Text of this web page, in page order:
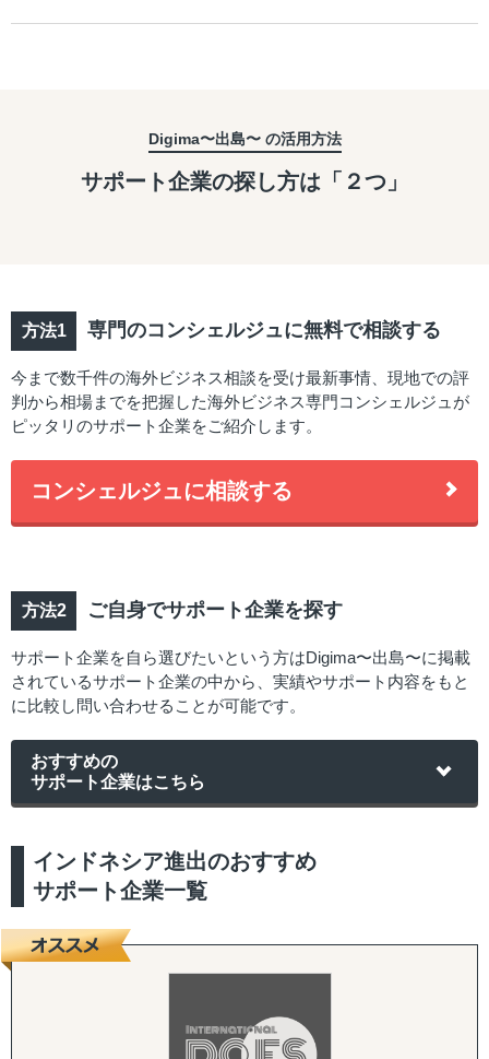
Digima〜出島〜 の活用方法
サポート企業の探し方は「２つ」
専門のコンシェルジュに無料で相談する
今まで数千件の海外ビジネス相談を受け最新事情、現地での評
判から相場までを把握した海外ビジネス専門コンシェルジュが
ピッタリのサポート企業をご紹介します。
コンシェルジュに相談する
ご自身でサポート企業を探す
サポート企業を自ら選びたいという方はDigima〜出島〜に掲載
されているサポート企業の中から、実績やサポート内容をもと
に比較し問い合わせることが可能です。
おすすめの
サポート企業はこちら
インドネシア進出のおすすめ
サポート企業一覧